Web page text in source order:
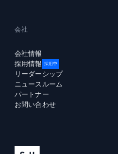
会社
会社情報
採用情報 採用中
リーダーシップ
ニュースルーム
パートナー
お問い合わせ